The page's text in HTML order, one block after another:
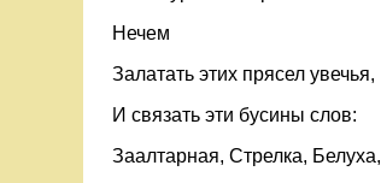
Нечем
Залатать этих прясел увечья,
И связать эти бусины слов:
Заалтарная, Стрелка, Белуха,